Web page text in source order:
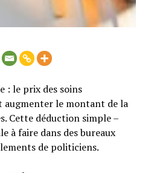
: le prix des soins
le montant de la
Cette déduction simple –
à faire dans des bureaux
de politiciens.